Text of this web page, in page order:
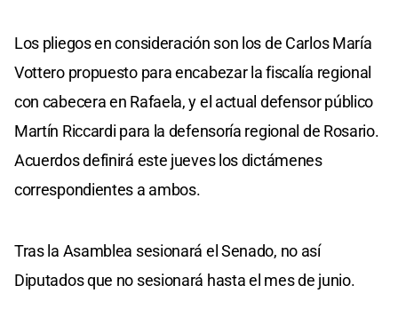
Los pliegos en consideración son los de Carlos María
Vottero propuesto para encabezar la fiscalía regional
con cabecera en Rafaela, y el actual defensor público
Martín Riccardi para la defensoría regional de Rosario.
Acuerdos definirá este jueves los dictámenes
correspondientes a ambos.
Tras la Asamblea sesionará el Senado, no así
Diputados que no sesionará hasta el mes de junio.